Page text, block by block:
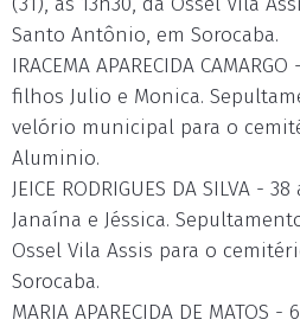
Santo Antônio, em Sorocaba.
IRACEMA APARECIDA
filhos Julio e Monica.
velório municipal para o
Aluminio.
JEICE RODRIGUES DA SILVA -
Janaína e Jéssica.
Ossel Vila Assis para o
Sorocaba.
MARIA APARECIDA DE MATOS